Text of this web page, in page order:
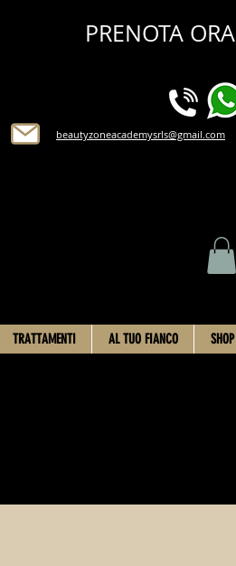
PRENOTA ORA
beautyzoneacademysrls@gmail.com
TRATTAMENTI AL TUO FIANCO SHOP